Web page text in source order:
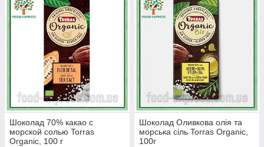
Шоколад 70% какао с
морской солью Torras
Organic, 100 г
Шоколад Оливкова олія та
морська сіль Torras Organic,
100г